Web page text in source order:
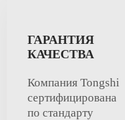
ГАРАНТИЯ
КАЧЕСТВА
Компания Tongshi
сертифицирована
по стандарту